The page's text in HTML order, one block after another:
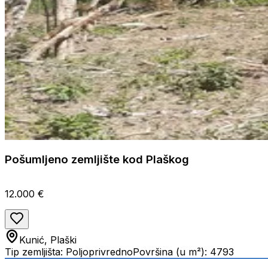
Pošumljeno zemljište kod Plaškog
12.000 €
Kunić, Plaški
Tip zemljišta: PoljoprivrednoPovršina (u m²): 4793